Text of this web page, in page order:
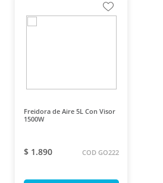
Freidora de Aire 5L Con Visor
1500W
$ 1.890 COD GO222